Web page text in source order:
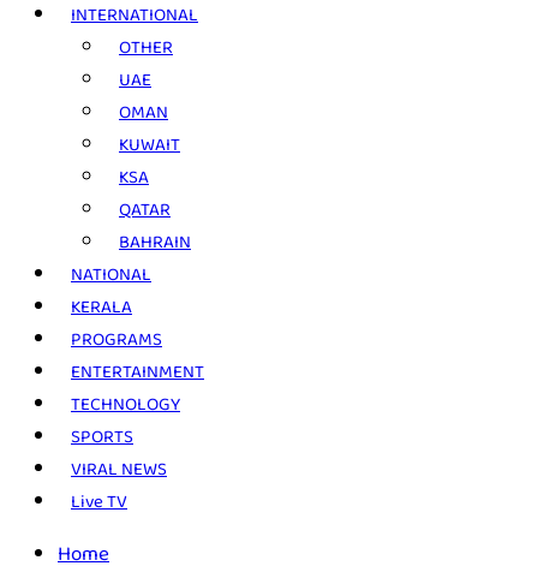
INTERNATIONAL
OTHER
UAE
OMAN
KUWAIT
KSA
QATAR
BAHRAIN
NATIONAL
KERALA
PROGRAMS
ENTERTAINMENT
TECHNOLOGY
SPORTS
VIRAL NEWS
Live TV
Home